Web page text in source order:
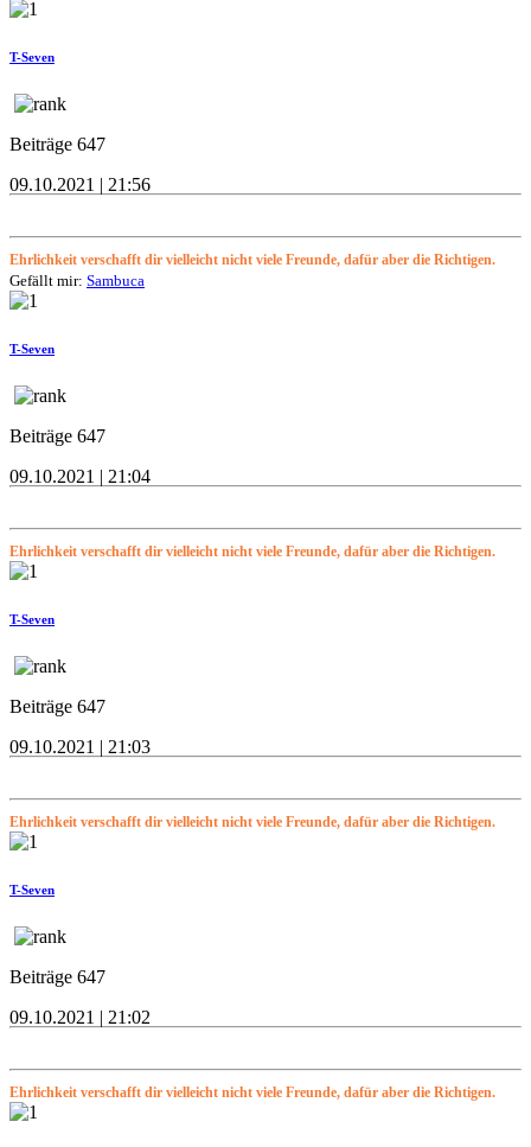
T-Seven
Beiträge 647
09.10.2021 | 21:56
Ehrlichkeit verschafft dir vielleicht nicht viele Freunde, dafür aber die Richtigen.
Gefällt mir: Sambuca
T-Seven
Beiträge 647
09.10.2021 | 21:04
Ehrlichkeit verschafft dir vielleicht nicht viele Freunde, dafür aber die Richtigen.
T-Seven
Beiträge 647
09.10.2021 | 21:03
Ehrlichkeit verschafft dir vielleicht nicht viele Freunde, dafür aber die Richtigen.
T-Seven
Beiträge 647
09.10.2021 | 21:02
Ehrlichkeit verschafft dir vielleicht nicht viele Freunde, dafür aber die Richtigen.